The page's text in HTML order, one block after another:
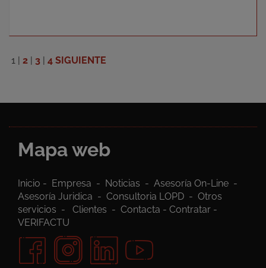
1 | 2 | 3 | 4 SIGUIENTE
Mapa web
Inicio - Empresa - Noticias - Asesoría On-Line -
Asesoría Juridica - Consultoria LOPD - Otros
servicios - Clientes - Contacta - Contratar -
VERIFACTU